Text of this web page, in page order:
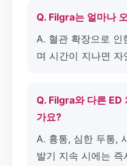
Q. Filgra는 얼마나
A. 혈관 확장으로 인
며 시간이 지나면 자
Q. Filgra와 다른 ED
가요?
A. 흉통, 심한 두통,
발기 지속 시에는